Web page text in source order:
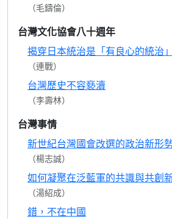
（毛鑄倫）
台灣文化協會八十週年
揭穿日本統治是「有良心的統治
（連戰）
台灣歷史不容褻瀆
（李壽林）
台灣事情
新世紀台灣國會改選的政治新形
（楊志誠）
如何凝聚在泛藍軍的共識與共創
（湯紹成）
錯，不在中國